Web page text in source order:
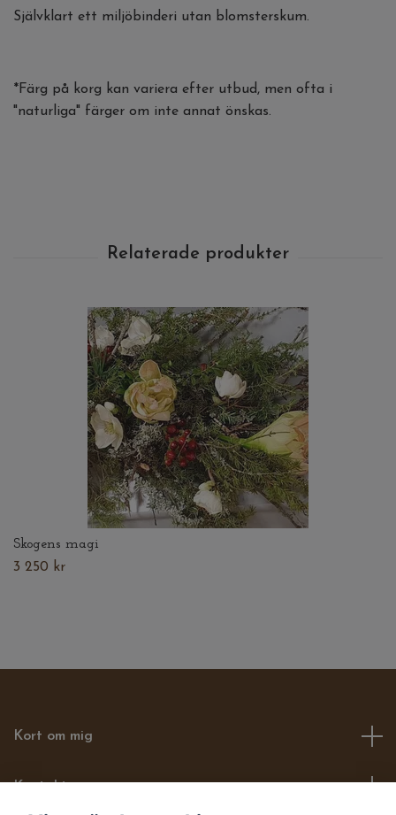
Självklart ett miljöbinderi utan blomsterskum.
*Färg på korg kan variera efter utbud, men ofta i
"naturliga" färger om inte annat önskas.
Skogens magi
3 250 kr
Kort om mig
Kontakt